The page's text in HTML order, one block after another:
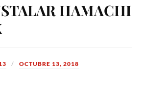
HAMACHI
OCTUBRE 13, 2018